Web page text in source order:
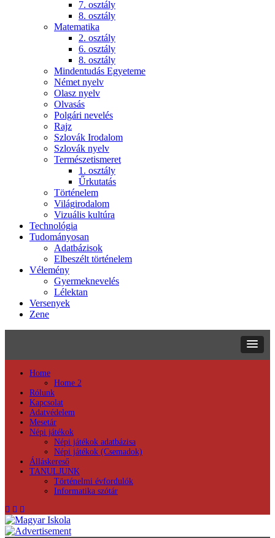
7. osztály
8. osztály
Matematika
2. osztály
6. osztály
8. osztály
Mindentudás Egyeteme
Német nyelv
Olasz nyelv
Olvasás
Polgári nevelés
Rajz
Szlovák Irodalom
Szlovák nyelv
Természetismeret
1. osztály
Űrkutatás
Történelem
Világirodalom
Vizuális kultúra
Technológia
Tudományosan
Adatbázisok
Elbeszélt történelem
Vélemény
Gyermeknevelés
Lélektan
Versenyek
Zene
Home
Home 2
Rólunk
Kapcsolat
Adatvédelem
Mesetár
Népi játékok
Népi játékok adatbázisa
Népi játékok (Csemadok)
Álláskereső
TANULJUNK
Történelmi évfordulók
Informatika szótár